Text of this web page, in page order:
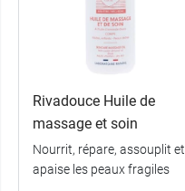
Rivadouce Huile de
massage et soin
Nourrit, répare, assouplit et
apaise les peaux fragiles